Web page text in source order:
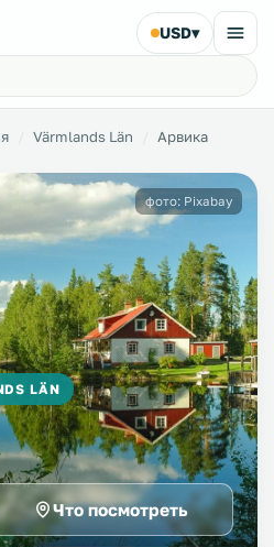
USD▾
Värmlands Län Арвика
LÄN
Что посмотреть
фото: Pixabay